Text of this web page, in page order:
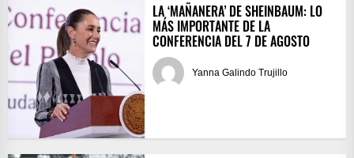
LA ‘MAÑANERA’ DE SHEINBAUM: LO
MÁS IMPORTANTE DE LA
CONFERENCIA DEL 7 DE AGOSTO
Yanna Galindo Trujillo